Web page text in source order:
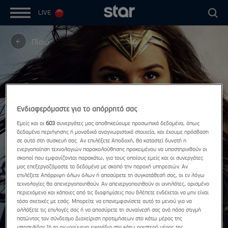
LIVE
Πίσω
Ενδιαφερόμαστε για το απόρρητό σας
Εμείς και οι603 συνεργάτες μας αποθηκεύουμε προσωπικά δεδομένα, όπως
δεδομένα περιήγησης ή μοναδικά αναγνωριστικά στοιχεία, και έχουμε πρόσβαση
σε αυτά στη συσκευή σας. Αν επιλέξετε Αποδοχή, θα καταστεί δυνατή η
ενεργοποίηση τεχνολογιών παρακολούθησης προκειμένου να υποστηριχθούν οι
σκοποί που εμφανίζονται παρακάτω, για τους οποίους εμείς και οι συνεργάτες
μας επεξεργαζόμαστε τα δεδομένα με σκοπό την παροχή υπηρεσιών. Αν
επιλέξετε Απόρριψη όλων όλων ή αποσύρετε τη συγκατάθεσή σας, οι εν λόγω
τεχνολογίες θα απενεργοποιηθούν. Αν απενεργοποιηθούν οι ιχνηλάτες, ορισμένο
περιεχόμενο και κάποιες από τις διαφημίσεις που βλέπετε ενδέχεται να μην είναι
τόσο σχετικές με εσάς. Μπορείτε να επανεμφανίσετε αυτό το μενού για να
αλλάξετε τις επιλογές σας ή να αποσύρετε τη συναίνεσή σας ανά πάσα στιγμή
πατώντας τον σύνδεσμο Διαχείριση προτιμήσεων στο κάτω μέρος της